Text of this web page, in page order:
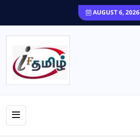
AUGUST 6, 2026